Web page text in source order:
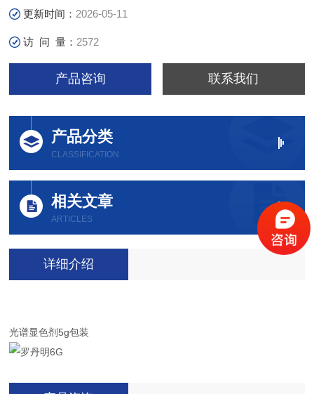
更新时间： 2026-05-11
访 问 量： 2572
产品咨询 联系我们
产品分类
CLASSIFICATION
相关文章
ARTICLES
详细介绍
光谱显色剂5g包装